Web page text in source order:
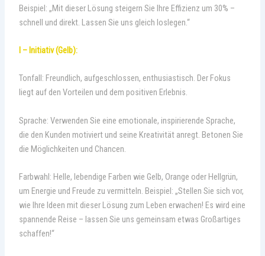
Beispiel: „Mit dieser Lösung steigern Sie Ihre Effizienz um 30% –
schnell und direkt. Lassen Sie uns gleich loslegen.“
I – Initiativ (Gelb):
Tonfall: Freundlich, aufgeschlossen, enthusiastisch. Der Fokus
liegt auf den Vorteilen und dem positiven Erlebnis.
Sprache: Verwenden Sie eine emotionale, inspirierende Sprache,
die den Kunden motiviert und seine Kreativität anregt. Betonen Sie
die Möglichkeiten und Chancen.
Farbwahl: Helle, lebendige Farben wie Gelb, Orange oder Hellgrün,
um Energie und Freude zu vermitteln. Beispiel: „Stellen Sie sich vor,
wie Ihre Ideen mit dieser Lösung zum Leben erwachen! Es wird eine
spannende Reise – lassen Sie uns gemeinsam etwas Großartiges
schaffen!“